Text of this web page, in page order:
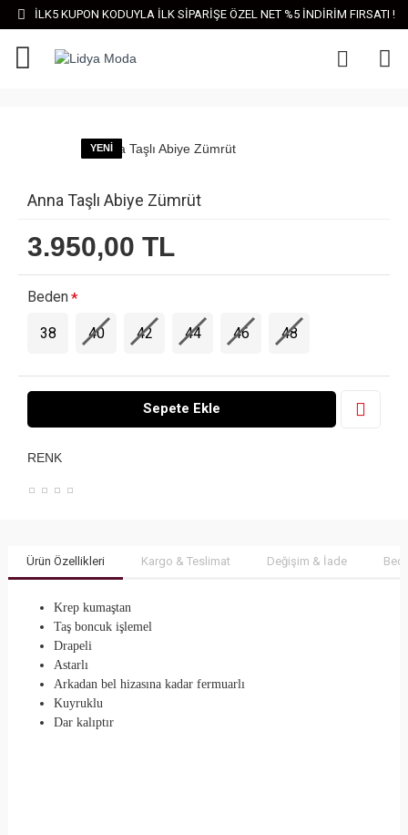
İLK5 KUPON KODUYLA İLK SİPARİŞE ÖZEL NET %5 İNDİRİM FIRSATI !
YENI
Anna Taşlı Abiye Zümrüt
3.950,00 TL
Beden
38 40 42 44 46 48
Sepete Ekle
RENK
Ürün Özellikleri Kargo & Teslimat Değişim & İade
Krep kumaştan
Taş boncuk işlemel
Drapeli
Astarlı
Arkadan bel hizasına kadar fermuarlı
Kuyruklu
Dar kalıptır